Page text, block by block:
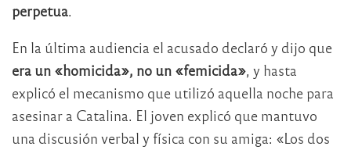
perpetua.
En la última audiencia el acusado declaró y dijo que
era un «homicida», no un «femicida», y hasta
explicó el mecanismo que utilizó aquella noche para
asesinar a Catalina. El joven explicó que mantuvo
una discusión verbal y física con su amiga: «Los dos